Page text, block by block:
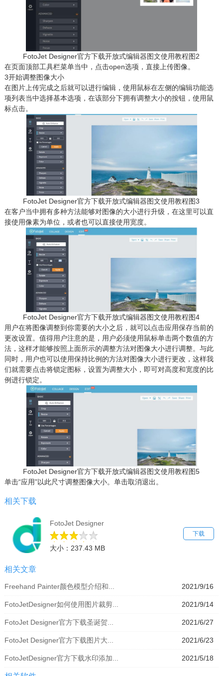
FotoJet Designer官方下载开放式编辑器图文使用教程图2
在页面顶部工具栏菜单当中，点击open选项，直接上传图像。
3开始调整图像大小
在图片上传完成之后就可以进行编辑，使用鼠标在左侧的编辑功能选
项列表当中选择基本选项，在该部分下拥有调整大小的按钮，使用鼠
标点击。
FotoJet Designer官方下载开放式编辑器图文使用教程图3
在客户当中拥有多种方法能够对图像的大小进行升级，在这里可以直
接使用像素为单位，或者也可以直接使用宽度。
FotoJet Designer官方下载开放式编辑器图文使用教程图4
用户在将图像调整到你需要的大小之后，就可以点击应用保存当前的
更改设置。值得用户注意的是，用户必须使用鼠标单击两个数值的方
法，这样才能够按照上面所示的调整方法对图像大小进行调整。与此
同时，用户也可以使用保持比例的方法对图像大小进行更改，这样我
们就需要点击将锁定图标，设置为调整大小，即可对高度和宽度的比
例进行锁定。
FotoJet Designer官方下载开放式编辑器图文使用教程图5
单击“应用”以此尺寸调整图像大小。单击取消退出。
相关下载
下载
FotoJet Designer
大小：237.43 MB
相关文章
2021/9/16
Freehand Painter颜色模型介绍和...
2021/9/14
FotoJetDesigner如何使用图片裁剪...
2021/6/27
FotoJet Designer官方下载圣诞贺...
2021/6/23
FotoJet Designer官方下载图片大...
2021/5/18
FotoJetDesigner官方下载水印添加...